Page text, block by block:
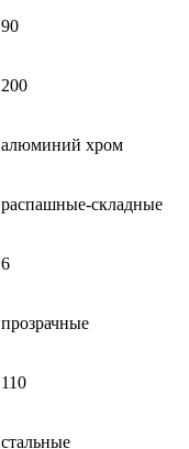
90
200
алюминий хром
распашные-складные
6
прозрачные
110
стальные